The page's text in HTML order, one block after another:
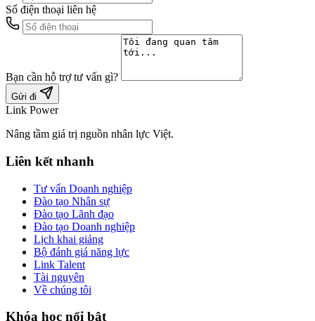
Số điện thoại liên hệ
Bạn cần hỗ trợ tư vấn gì?
Gửi đi
Link Power
Nâng tầm giá trị nguồn nhân lực Việt.
Liên kết nhanh
Tư vấn Doanh nghiệp
Đào tạo Nhân sự
Đào tạo Lãnh đạo
Đào tạo Doanh nghiệp
Lịch khai giảng
Bộ đánh giá năng lực
Link Talent
Tài nguyên
Về chúng tôi
Khóa học nổi bật